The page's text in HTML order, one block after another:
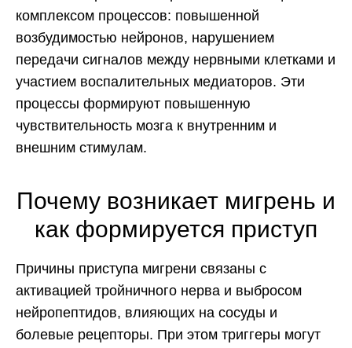
комплексом процессов: повышенной
возбудимостью нейронов, нарушением
передачи сигналов между нервными клетками и
участием воспалительных медиаторов. Эти
процессы формируют повышенную
чувствительность мозга к внутренним и
внешним стимулам.
Почему возникает мигрень и
как формируется приступ
Причины приступа мигрени связаны с
активацией тройничного нерва и выбросом
нейропептидов, влияющих на сосуды и
болевые рецепторы. При этом триггеры могут